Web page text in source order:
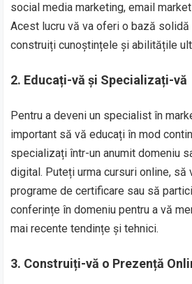
social media marketing, email
Acest lucru vă va oferi o bază solidă
construiți cunoștințele și abilitățile
2. Educați-vă și Specializați-vă
Pentru a deveni un specialist în
important să vă educați în mod
specializați într-un anumit domeniu
digital. Puteți urma cursuri online, să
programe de certificare sau să
conferințe în domeniu pentru a vă
mai recente tendințe și tehnici.
3. Construiți-vă o Prezență